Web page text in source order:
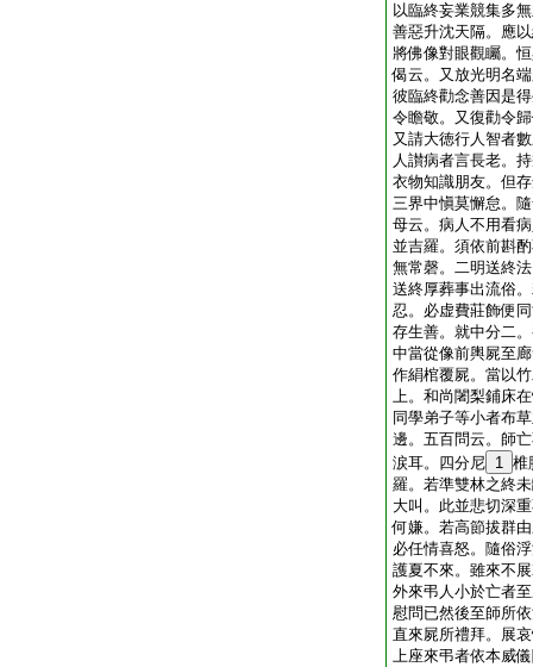
以臨終妄業競集多
善惡升沈天隔。應
將佛像對眼觀矚。
偈云。又放光明名
彼臨終勸念善因是
令瞻敬。又復勸令
又請大徳行人智者
人讃病者言長老。
衣物知識朋友。但
三界中愼莫懈怠。
母云。病人不用看
並吉羅。須依前斟
無常磬。二明送終
送終厚葬事出流俗
忍。必虚費莊飾便
存生善。就中分二
中當從像前輿屍至
作絹棺覆屍。當以
上。和尚闍梨鋪床
同學弟子等小者布
邊。五百問云。師
涙耳。四分尼 1 椎
羅。若準雙林之終
大叫。此並悲切深
何嫌。若高節拔群
必任情喜怒。隨俗
護夏不來。雖來不
外來弔人小於亡者
慰問已然後至師所
直來屍所禮拜。展
上座來弔者依本威